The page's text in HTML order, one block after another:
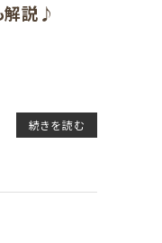
解説♪
続きを読む